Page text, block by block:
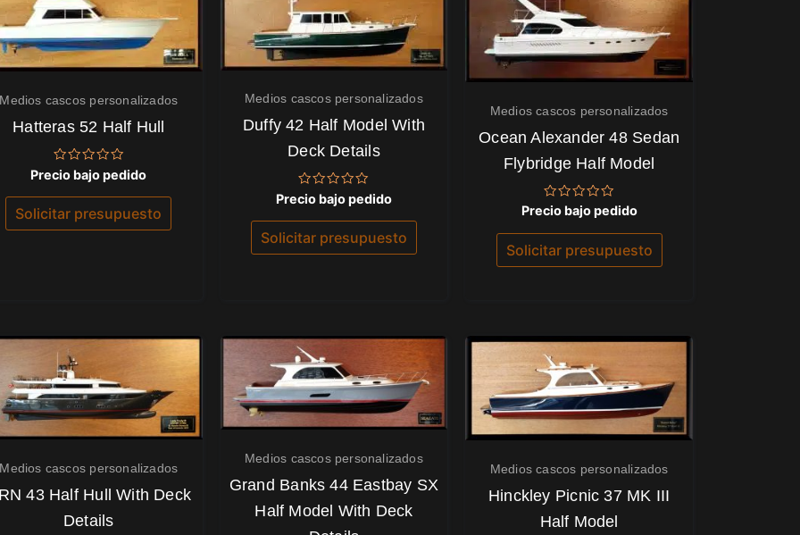
Medios cascos personalizados
Hatteras 52 Half Hull
Valorado
con
0
de
5
Precio bajo pedido
Solicitar presupuesto
Medios cascos personalizados
Duffy 42 Half Model With
Deck Details
Valorado
con
0
de
5
Precio bajo pedido
Solicitar presupuesto
Medios cascos personalizados
Ocean Alexander 48 Sedan
Flybridge Half Model
Valorado
con
0
de
5
Precio bajo pedido
Solicitar presupuesto
Medios cascos personalizados
43 Half Hull With Deck
Details
Medios cascos personalizados
Grand Banks 44 Eastbay SX
Half Model With Deck
Medios cascos personalizados
Hinckley Picnic 37 MK III
Half Model